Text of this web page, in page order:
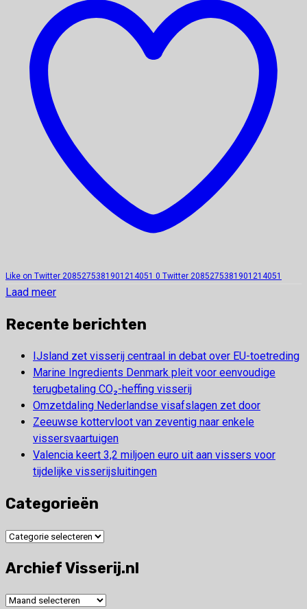
Like on Twitter 2085275381901214051 0 Twitter 2085275381901214051
Laad meer
Recente berichten
IJsland zet visserij centraal in debat over EU-toetreding
Marine Ingredients Denmark pleit voor eenvoudige
terugbetaling CO₂-heffing visserij
Omzetdaling Nederlandse visafslagen zet door
Zeeuwse kottervloot van zeventig naar enkele
vissersvaartuigen
Valencia keert 3,2 miljoen euro uit aan vissers voor
tijdelijke visserijsluitingen
Categorieën
Categorieën
Archief Visserij.nl
Archief